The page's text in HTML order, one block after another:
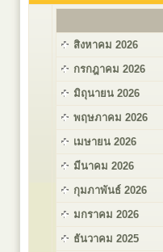
สิงหาคม 2026
กรกฎาคม 2026
มิถุนายน 2026
พฤษภาคม 2026
เมษายน 2026
มีนาคม 2026
กุมภาพันธ์ 2026
มกราคม 2026
ธันวาคม 2025